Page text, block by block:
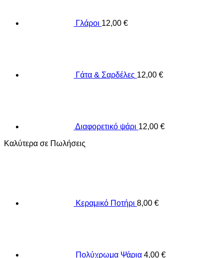
Γλάροι 12,00 €
Γάτα & Σαρδέλες 12,00 €
Διαφορετικό ψάρι 12,00 €
Καλύτερα σε Πωλήσεις
Κεραμικό Ποτήρι 8,00 €
Πολύχρωμα Ψάρια 4,00 €